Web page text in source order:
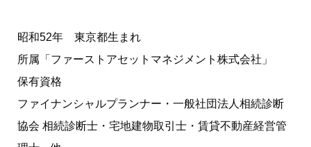
昭和52年 東京都生まれ
所属「ファーストアセットマネジメント株式会社」
保有資格
ファイナンシャルプランナー・一般社団法人相続診断
協会 相続診断士・宅地建物取引士・賃貸不動産経営管